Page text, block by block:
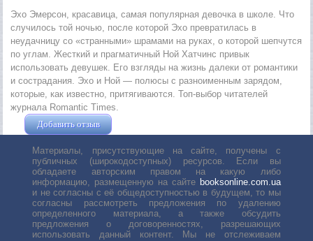
Эхо Эмерсон, красавица, самая популярная девочка в школе. Что
случилось той ночью, после которой Эхо превратилась в
неудачницу со «странными» шрамами на руках, о которой шепчутся
по углам. Жесткий и прагматичный Ной Хатчинс привык
использовать девушек. Его взгляды на жизнь далеки от романтики
и сострадания. Эхо и Ной — полюсы с разноименным зарядом,
которые, как известно, притягиваются. Топ-выбор читателей
журнала Romantic Times
Добавить отзыв
Материалы, присутствующие на сайте, получены с
публичных (широкодоступных) ресурсов. Если вы
обладаете авторским правом на какую либо
информацию, размещенную на сайте booksonline.com.ua
и не согласны с её общедоступностью в будущем, то мы
согласны рассмотреть предложения по удалению
определенного материала, а также обсудить
предложения о договоренностях, разрешающих
использовать данный контент. Мы не отслеживаем